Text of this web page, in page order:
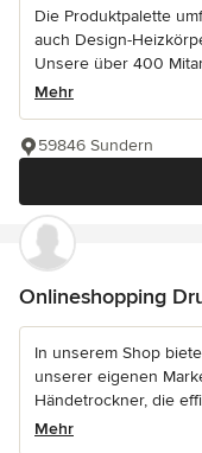
Die Produktpalette
auch Design-
Unsere über 400
Mehr
59846 Sundern
Onlineshopping
In unserem Shop
unserer eigenen
Händetrockner, die
Mehr